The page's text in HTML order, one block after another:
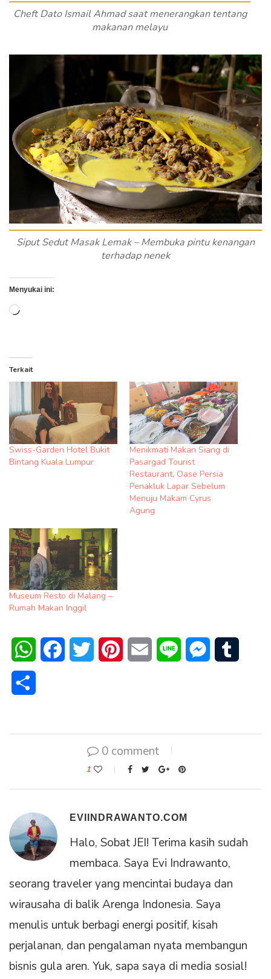
Cheft Dato Ismail Ahmad saat menerangkan tentang
makanan melayu
Siput Sedut Masak Lemak – Membuka pintu kenangan
terhadap nenek
Menyukai ini:
Memuat...
Terkait
Swiss-Garden Hotel Bukit
Bintang Kuala Lumpur
Menikmati Makan Siang di
Pasargad Tourist
Restaurant, Oase Persia
Penakluk Lapar Sebelum
Menuju Makam Cyrus
Agung
Museum Resto di Malang –
Rumah Makan Inggil
WhatsAppFacebookTwitter PinterestEmail Line Messenger
0 comment
1
EVIINDRAWANTO.COM
Halo, Sobat JEI! Terima kasih sudah
membaca. Saya Evi Indrawanto,
seorang traveler yang mencintai budaya dan
wirausaha di balik Arenga Indonesia. Saya
menulis untuk berbagi energi positif, kisah
perjalanan, dan pengalaman nyata membangun
bisnis gula aren. Yuk, sapa saya di media sosial!